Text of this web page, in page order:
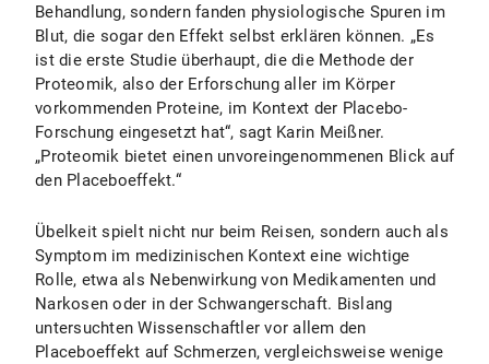
Behandlung, sondern fanden physiologische Spuren im
Blut, die sogar den Effekt selbst erklären können. „Es
ist die erste Studie überhaupt, die die Methode der
Proteomik, also der Erforschung aller im Körper
vorkommenden Proteine, im Kontext der Placebo-
Forschung eingesetzt hat“, sagt Karin Meißner.
„Proteomik bietet einen unvoreingenommenen Blick auf
den Placeboeffekt.“
Übelkeit spielt nicht nur beim Reisen, sondern auch als
Symptom im medizinischen Kontext eine wichtige
Rolle, etwa als Nebenwirkung von Medikamenten und
Narkosen oder in der Schwangerschaft. Bislang
untersuchten Wissenschaftler vor allem den
Placeboeffekt auf Schmerzen, vergleichsweise wenige